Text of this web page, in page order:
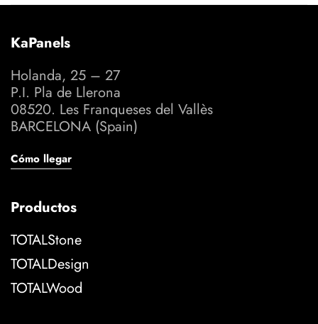
KaPanels
Holanda, 25 – 27
P.I. Pla de Llerona
08520. Les Franqueses del Vallès
BARCELONA (Spain)
Cómo llegar
Productos
TOTALStone
TOTALDesign
TOTALWood